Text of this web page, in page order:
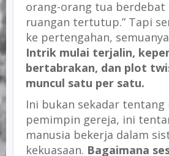
orang-orang tua berdebat
ruangan tertutup.” Tapi
ke pertengahan,
Intrik mulai terjalin,
bertabrakan, dan plot
muncul satu per satu.
Ini bukan sekadar tentang
pemimpin gereja, ini
manusia bekerja dalam
kekuasaan. Bagaimana